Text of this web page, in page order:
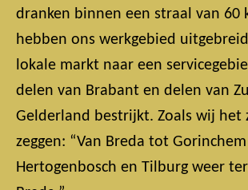
dranken binnen een straal van 60
hebben ons werkgebied
lokale markt naar een
delen van Brabant en delen van
Gelderland bestrijkt. Zoals wij het
zeggen: “Van Breda tot Gorinchem
Hertogenbosch en Tilburg weer